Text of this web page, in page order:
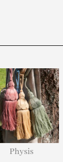
Théodora